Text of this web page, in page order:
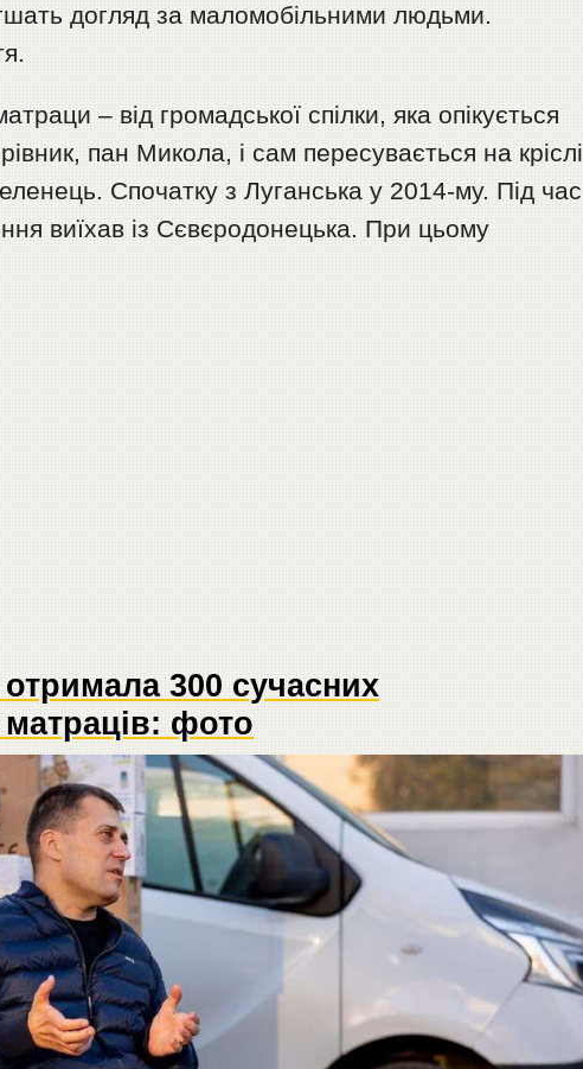
догляд за маломобільними людьми.
– від громадської спілки, яка опікується
пан Микола, і сам пересувається на кріслі
Спочатку з Луганська у 2014-му. Під час
виїхав із Сєвєродонецька. При цьому
300 сучасних
фото